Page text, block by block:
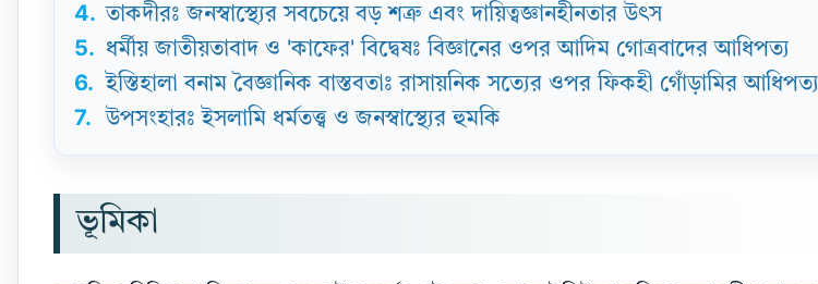
4. তাকদীরঃ জনস্বাস্থ্যের সবচেয়ে বড় শত্রু এবং দায়িত্বজ্ঞানহীনতার উৎস
5. ধর্মীয় জাতীয়তাবাদ ও 'কাফের' বিদ্বেষঃ বিজ্ঞানের ওপর আদিম গোত্রবাদের আধিপত্য
6. ইস্তিহালা বনাম বৈজ্ঞানিক বাস্তবতাঃ রাসায়নিক সত্যের ওপর ফিকহী গোঁড়ামির আধিপত্য
7.
উপসংহারঃ ইসলামি ধর্মতত্ত্ব ও জনস্বাস্থ্যের হুমকি
ভূমিকা